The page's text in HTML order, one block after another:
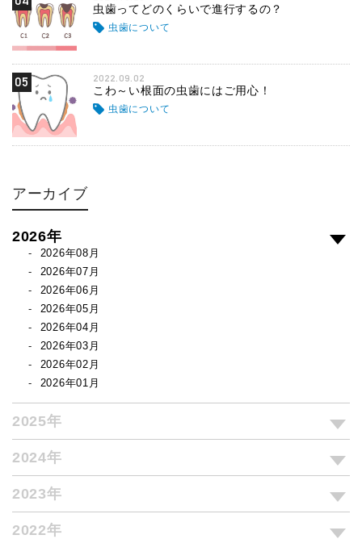
虫歯ってどのくらいで進行するの？
虫歯について
05 2022.09.02
こわ～い根面の虫歯にはご用心！
虫歯について
アーカイブ
2026年
2026年08月
2026年07月
2026年06月
2026年05月
2026年04月
2026年03月
2026年02月
2026年01月
2025年
2024年
2023年
2022年